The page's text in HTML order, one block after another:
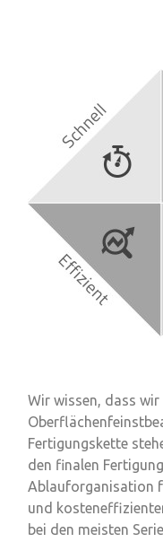
Wir wissen, dass
Fertigungskette
den finalen
Ablauforganisation
und
bei den meisten